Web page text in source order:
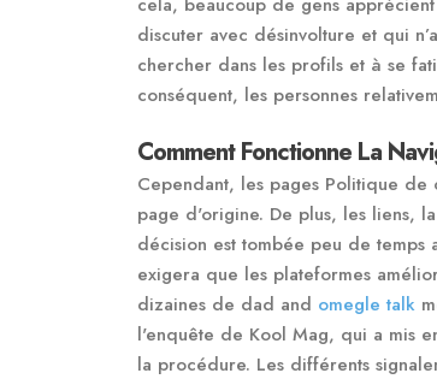
discuter avec désinvolture et qui
chercher dans les profils et à se
conséquent, les personnes
Comment Fonctionne La
Cependant, les pages Politique de
page d'origine. De plus, les liens,
décision est tombée peu de temps
exigera que les plateformes
dizaines de dad and omegle talk
l'enquête de Kool Mag, qui a mis
la procédure. Les différents